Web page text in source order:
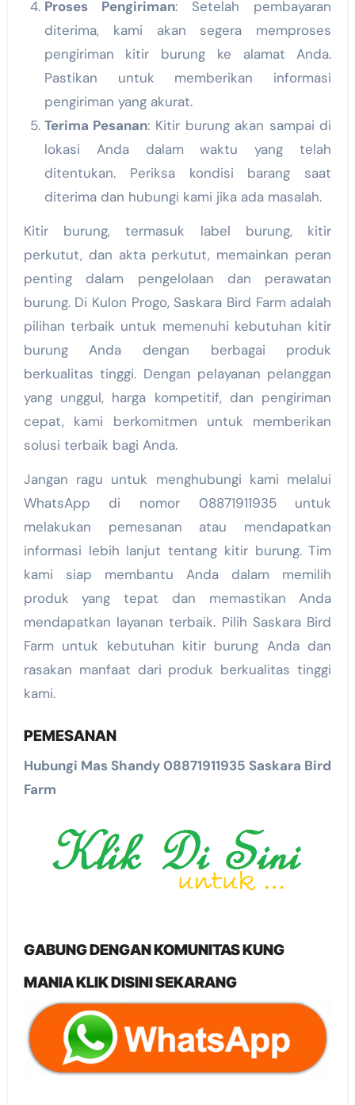
Proses Pengiriman: Setelah pembayaran
diterima, kami akan segera memproses
pengiriman kitir burung ke alamat Anda.
Pastikan untuk memberikan informasi
pengiriman yang akurat.
Terima Pesanan: Kitir burung akan sampai di
lokasi Anda dalam waktu yang telah
ditentukan. Periksa kondisi barang saat
diterima dan hubungi kami jika ada masalah.
Kitir burung, termasuk label burung, kitir
perkutut, dan akta perkutut, memainkan peran
penting dalam pengelolaan dan perawatan
burung. Di Kulon Progo, Saskara Bird Farm adalah
pilihan terbaik untuk memenuhi kebutuhan kitir
burung Anda dengan berbagai produk
berkualitas tinggi. Dengan pelayanan pelanggan
yang unggul, harga kompetitif, dan pengiriman
cepat, kami berkomitmen untuk memberikan
solusi terbaik bagi Anda.
Jangan ragu untuk menghubungi kami melalui
WhatsApp di nomor 08871911935 untuk
melakukan pemesanan atau mendapatkan
informasi lebih lanjut tentang kitir burung. Tim
kami siap membantu Anda dalam memilih
produk yang tepat dan memastikan Anda
mendapatkan layanan terbaik. Pilih Saskara Bird
Farm untuk kebutuhan kitir burung Anda dan
rasakan manfaat dari produk berkualitas tinggi
kami.
PEMESANAN
Hubungi Mas Shandy 08871911935 Saskara Bird
Farm
GABUNG DENGAN KOMUNITAS KUNG
MANIA KLIK DISINI SEKARANG